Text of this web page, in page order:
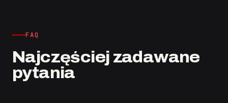
FAQ
Najczęściej zadawane
pytania